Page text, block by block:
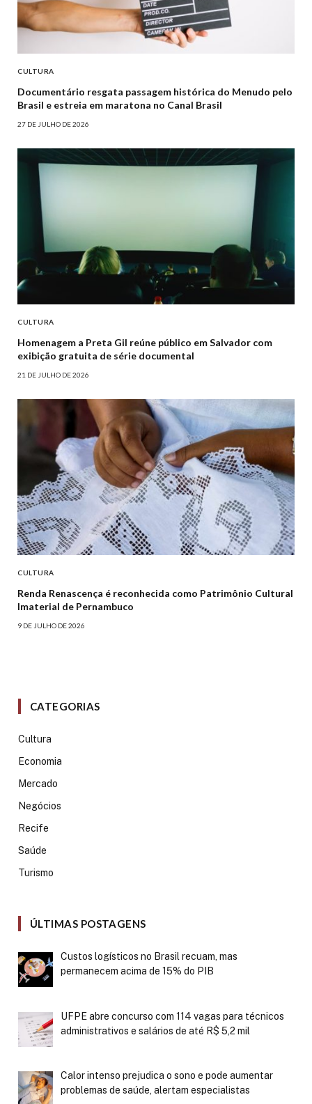
CULTURA
Documentário resgata passagem histórica do Menudo pelo
Brasil e estreia em maratona no Canal Brasil
27 DE JULHO DE 2026
CULTURA
Homenagem a Preta Gil reúne público em Salvador com
exibição gratuita de série documental
21 DE JULHO DE 2026
CULTURA
Renda Renascença é reconhecida como Patrimônio Cultural
Imaterial de Pernambuco
9 DE JULHO DE 2026
CATEGORIAS
Cultura
Economia
Mercado
Negócios
Recife
Saúde
Turismo
ÚLTIMAS POSTAGENS
Custos logísticos no Brasil recuam, mas
permanecem acima de 15% do PIB
UFPE abre concurso com 114 vagas para técnicos
administrativos e salários de até R$ 5,2 mil
Calor intenso prejudica o sono e pode aumentar
problemas de saúde, alertam especialistas